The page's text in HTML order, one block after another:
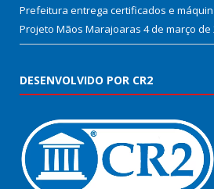
Prefeitura entrega certificados e
Projeto Mãos Marajoaras 4 de março de
DESENVOLVIDO POR CR2